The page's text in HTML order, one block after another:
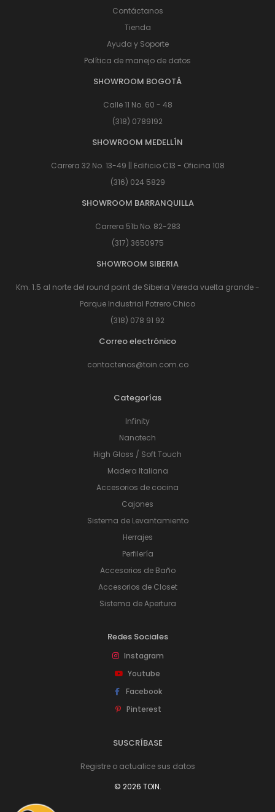
Contáctanos
Tienda
Ayuda y Soporte
Política de manejo de datos
SHOWROOM BOGOTÁ
Calle 11 No. 60 - 48
(318) 0789192
SHOWROOM MEDELLÍN
Carrera 32 No. 13-49 || Edificio C13 - Oficina 108
(316) 024 5829
SHOWROOM BARRANQUILLA
Carrera 51b No. 82-283
(317) 3650975
SHOWROOM SIBERIA
Km. 1.5 al norte del round point de Siberia Vereda vuelta grande -
Parque Industrial Potrero Chico
(318) 078 91 92
Correo electrónico
contactenos@toin.com.co
Categorías
Infinity
Nanotech
High Gloss / Soft Touch
Madera Italiana
Accesorios de cocina
Cajones
Sistema de Levantamiento
Herrajes
Perfilería
Accesorios de Baño
Accesorios de Closet
Sistema de Apertura
Redes Sociales
Instagram
Youtube
Facebook
Pinterest
SUSCRÍBASE
Registre o actualice sus datos
© 2026 TOIN.